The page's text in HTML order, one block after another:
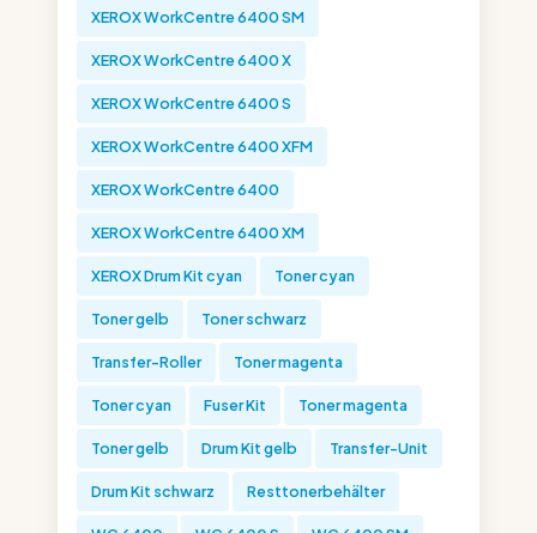
XEROX WorkCentre 6400 SM
XEROX WorkCentre 6400 X
XEROX WorkCentre 6400 S
XEROX WorkCentre 6400 XFM
XEROX WorkCentre 6400
XEROX WorkCentre 6400 XM
XEROX Drum Kit cyan Toner cyan
Toner gelb Toner schwarz
Transfer-Roller Toner magenta
Toner cyan Fuser Kit Toner magenta
Toner gelb Drum Kit gelb Transfer-Unit
Drum Kit schwarz Resttonerbehälter